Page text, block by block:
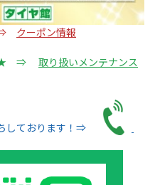
⇒ クーポン情報
★ ⇒
取り扱いメンテナンス
しております！⇒